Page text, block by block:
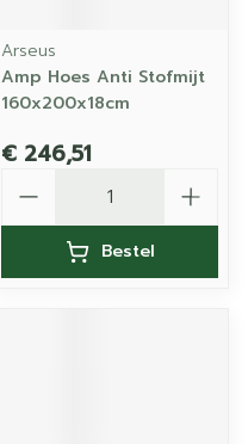
Arseus
Amp Hoes Anti Stofmijt
160x200x18cm
€ 246,51
Bestel